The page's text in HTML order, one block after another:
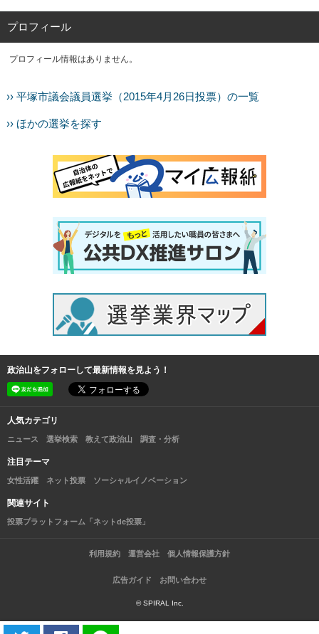
プロフィール
プロフィール情報はありません。
›› 平塚市議会議員選挙（2015年4月26日投票）の一覧
›› ほかの選挙を探す
政治山をフォローして最新情報を見よう！
人気カテゴリ
ニュース 選挙検索 教えて政治山 調査・分析
注目テーマ
女性活躍 ネット投票 ソーシャルイノベーション
関連サイト
投票プラットフォーム「ネットde投票」
利用規約 運営会社 個人情報保護方針
広告ガイド お問い合わせ
© SPIRAL Inc.